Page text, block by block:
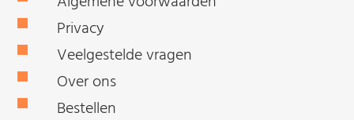
Privacy
Veelgestelde vragen
Over ons
Bestellen